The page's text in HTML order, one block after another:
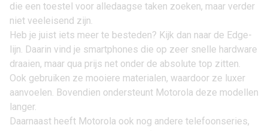
die een toestel voor alledaagse taken zoeken, maar verder
niet veeleisend zijn.
Heb je juist iets meer te besteden? Kijk dan naar de Edge-
lijn. Daarin vind je smartphones die op zeer snelle hardware
draaien, maar qua prijs net onder de absolute top zitten.
Ook gebruiken ze mooiere materialen, waardoor ze luxer
aanvoelen. Bovendien ondersteunt Motorola deze modellen
langer.
Daarnaast heeft Motorola ook nog andere telefoonseries,